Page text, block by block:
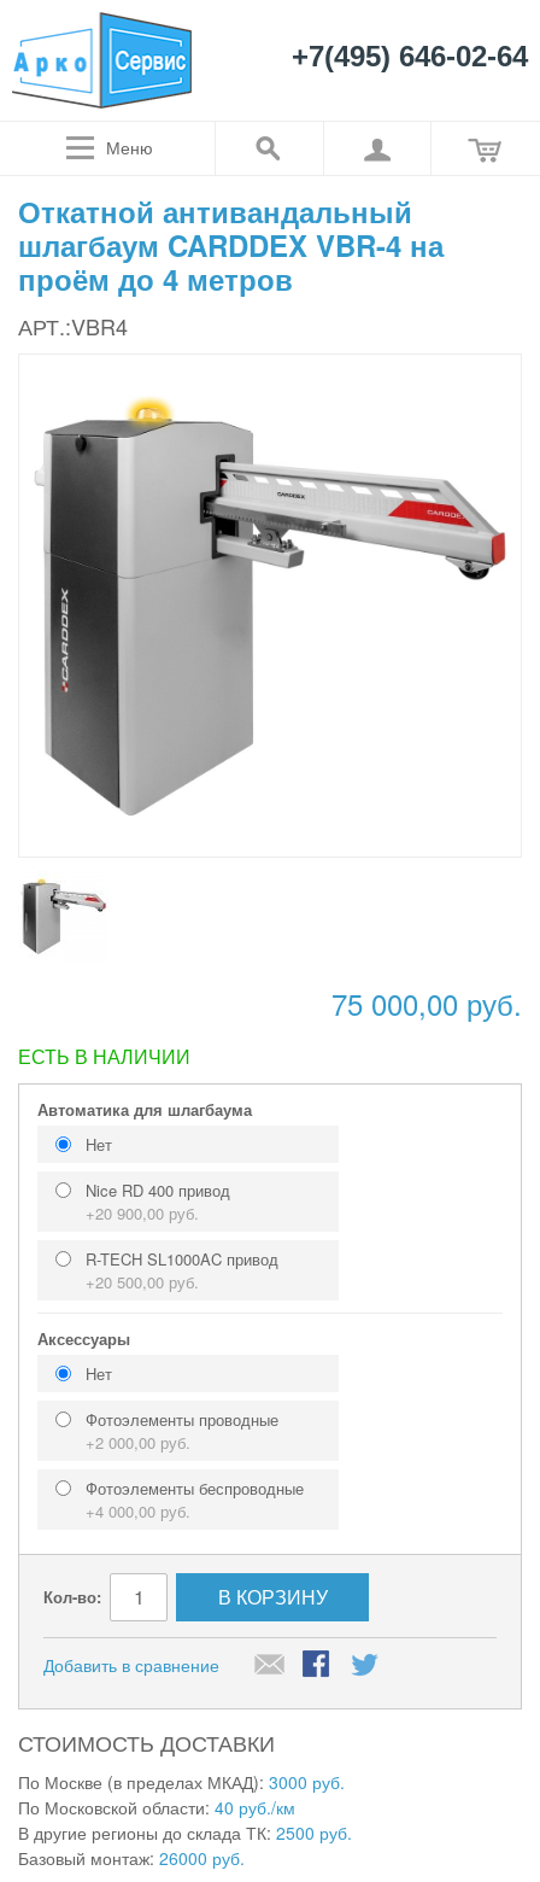
+7(495) 646-02-64
Меню
Откатной антивандальный
шлагбаум CARDDEX VBR-4 на
проём до 4 метров
АРТ.:VBR4
75 000,00 руб.
ЕСТЬ В НАЛИЧИИ
Автоматика для шлагбаума
Нет
Nice RD 400 привод
+20 900,00 руб.
R-TECH SL1000AC привод
+20 500,00 руб.
Аксессуары
Нет
Фотоэлементы проводные
+2 000,00 руб.
Фотоэлементы беспроводные
+4 000,00 руб.
Кол-во: В КОРЗИНУ
Добавить в сравнение
СТОИМОСТЬ ДОСТАВКИ
По Москве (в пределах МКАД): 3000 руб.
По Московской области: 40 руб./км
В другие регионы до склада ТК: 2500 руб.
Базовый монтаж: 26000 руб.